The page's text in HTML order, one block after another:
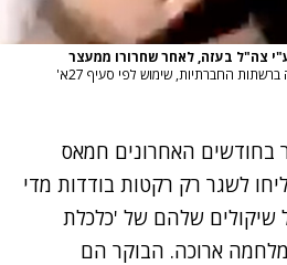
צה"ל בעזה, לאחר שחרורו ממעצר
צילום: מתוך תיעוד שעלה ברשתות החברתיות, שימוש לפי סעיף 27א'
בחודשים האחרונים חמאס
לשגר רק רקטות בודדות מדי
שיקולים שלהם של 'כלכלת
ארוכה. הבוקר הם